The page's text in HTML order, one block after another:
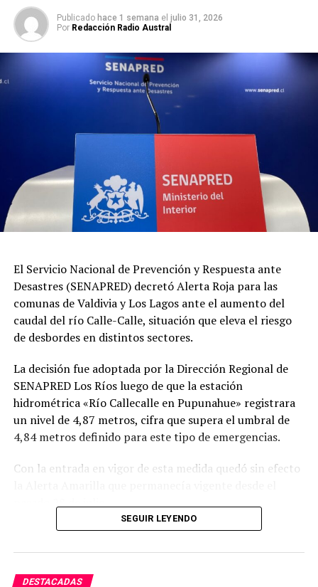
Publicado hace 1 semana el julio 31, 2026
Por Redacción Radio Austral
El Servicio Nacional de Prevención y Respuesta ante
Desastres (SENAPRED) decretó Alerta Roja para las
comunas de Valdivia y Los Lagos ante el aumento del
caudal del río Calle-Calle, situación que eleva el riesgo
de desbordes en distintos sectores.
La decisión fue adoptada por la Dirección Regional de
SENAPRED Los Ríos luego de que la estación
hidrométrica «Río Callecalle en Pupunahue» registrara
un nivel de 4,87 metros, cifra que supera el umbral de
4,84 metros definido para este tipo de emergencias.
Con la entrada en vigor de esta medida quedó sin efecto
Según informó la Unidad de Alerta Temprana, el
incremento sostenido del nivel del río mantiene un
SEGUIR LEYENDO
DESTACADAS